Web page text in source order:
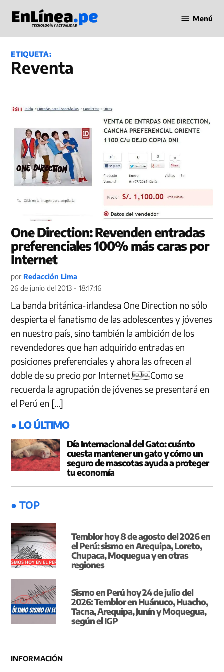
contenido
en Línea
Menú
ETIQUETA:
Reventa
One Direction: Revenden entradas
preferenciales 100% más caras por
Internet
por Redacción Lima
26 de junio del 2013 - 18:17:16
La banda británica-irlandesa One Direction no sólo
despierta el fanatismo de las adolescentes y jóvenes
en nuestro país, sino también la ambición de los
revendedores que han adquirido entradas en
posiciones preferenciales y ahora las ofrecen al
doble de su precio por Internet.Como se
recuerda la agrupación de jóvenes se presentará en
el Perú en […]
● LO ÚLTIMO
Día Internacional del Gato: cuánto
cuesta mantener un gato y cómo un
seguro de mascotas ayuda a proteger
tu economía
● TOP
Temblor hoy 8 de agosto del 2026 en
el Perú: sismo en Arequipa, Loreto,
Chupaca, Moquegua y en otras
regiones
Sismo en Perú hoy 24 de julio del
2026: Temblor en Huánuco, Huacho,
Tacna, Arequipa, Junín y Moquegua,
según el IGP
INFORMACIÓN